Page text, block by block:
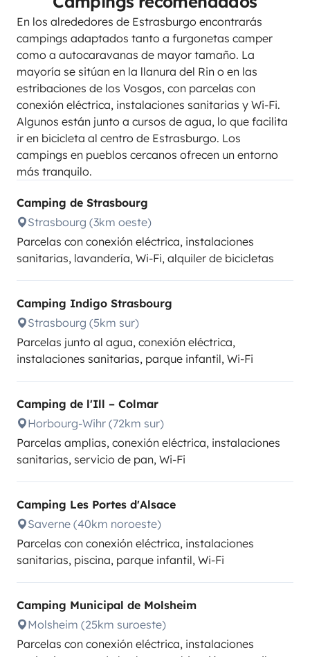
En los alrededores de Estrasburgo encontrarás
campings adaptados tanto a furgonetas camper
como a autocaravanas de mayor tamaño. La
mayoría se sitúan en la llanura del Rin o en las
estribaciones de los Vosgos, con parcelas con
conexión eléctrica, instalaciones sanitarias y Wi-Fi.
Algunos están junto a cursos de agua, lo que facilita
ir en bicicleta al centro de Estrasburgo. Los
campings en pueblos cercanos ofrecen un entorno
más tranquilo.
Camping de Strasbourg
Strasbourg (3km oeste)
Parcelas con conexión eléctrica, instalaciones
sanitarias, lavandería, Wi-Fi, alquiler de bicicletas
Camping Indigo Strasbourg
Strasbourg (5km sur)
Parcelas junto al agua, conexión eléctrica,
instalaciones sanitarias, parque infantil, Wi-Fi
Camping de l'Ill – Colmar
Horbourg-Wihr (72km sur)
Parcelas amplias, conexión eléctrica, instalaciones
sanitarias, servicio de pan, Wi-Fi
Camping Les Portes d'Alsace
Saverne (40km noroeste)
Parcelas con conexión eléctrica, instalaciones
sanitarias, piscina, parque infantil, Wi-Fi
Camping Municipal de Molsheim
Molsheim (25km suroeste)
Parcelas con conexión eléctrica, instalaciones